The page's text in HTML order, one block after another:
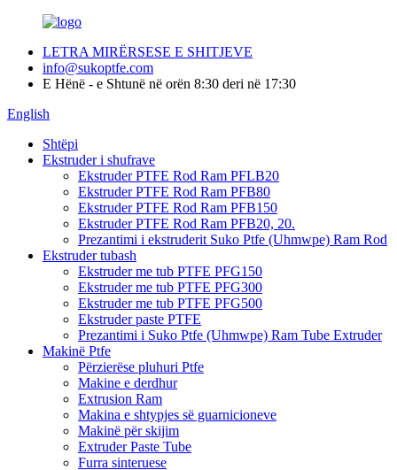
LETRA MIRËRSESE E SHITJEVE
info@sukoptfe.com
E Hënë - e Shtunë në orën 8:30 deri në 17:30
English
Shtëpi
Ekstruder i shufrave
Ekstruder PTFE Rod Ram PFLB20
Ekstruder PTFE Rod Ram PFB80
Ekstruder PTFE Rod Ram PFB150
Ekstruder PTFE Rod Ram PFB20, 20.
Prezantimi i ekstruderit Suko Ptfe (Uhmwpe) Ram Rod
Ekstruder tubash
Ekstruder me tub PTFE PFG150
Ekstruder me tub PTFE PFG300
Ekstruder me tub PTFE PFG500
Ekstruder paste PTFE
Prezantimi i Suko Ptfe (Uhmwpe) Ram Tube Extruder
Makinë Ptfe
Përzierëse pluhuri Ptfe
Makine e derdhur
Extrusion Ram
Makina e shtypjes së guarnicioneve
Makinë për skijim
Extruder Paste Tube
Furra sinteruese